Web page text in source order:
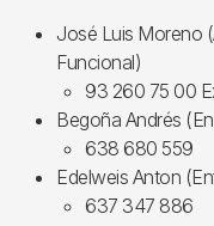
José Luis Moreno
Funcional)
93 260 75 00
Begoña Andrés
638 680 559
Edelweis Anton
637 347 886